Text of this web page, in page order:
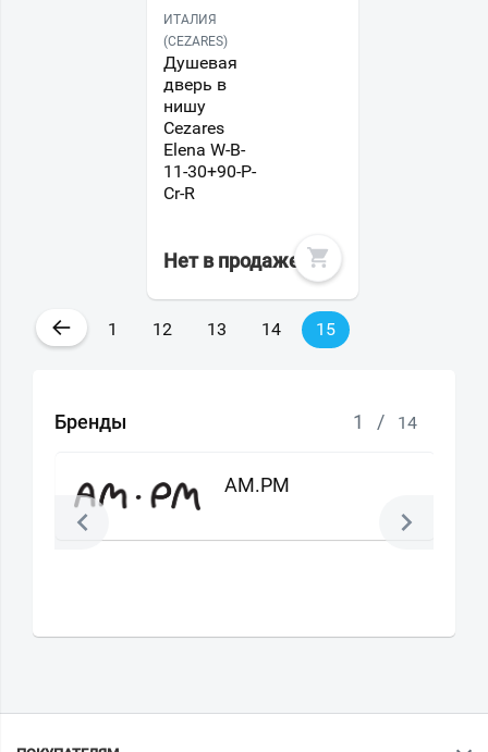
ИТАЛИЯ
(CEZARES)
Душевая
дверь в
нишу
Cezares
Elena W-B-
11-30+90-P-
Cr-R
Нет в продаже
← 1 12 13 14 15
Бренды 1 / 14
AM.PM